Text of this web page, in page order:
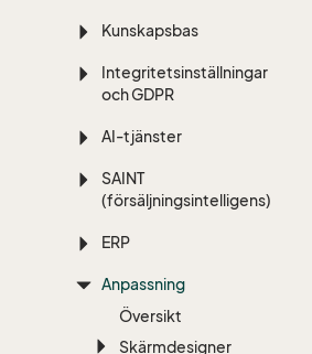
Kunskapsbas
Integritetsinställningar
och GDPR
AI-tjänster
SAINT
(försäljningsintelligens)
ERP
Anpassning
Översikt
Skärmdesigner